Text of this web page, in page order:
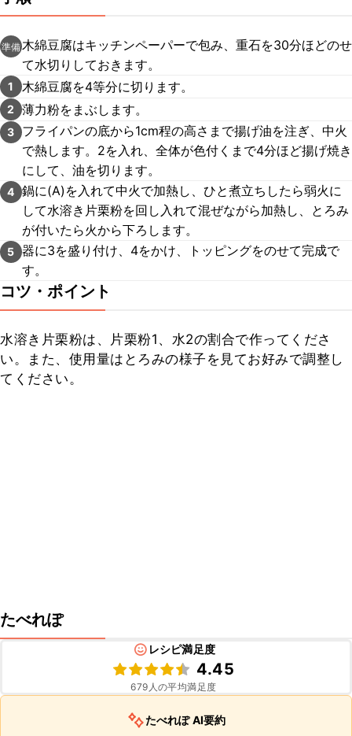
準備木綿豆腐はキッチンペーパーで包み、重石を30分ほどのせ
て水切りしておきます。
1 木綿豆腐を4等分に切ります。
2 薄力粉をまぶします。
3
フライパンの底から1cm程の高さまで揚げ油を注ぎ、中火
で熱します。2を入れ、全体が色付くまで4分ほど揚げ焼き
にして、油を切ります。
4 鍋に(A)を入れて中火で加熱し、ひと煮立ちしたら弱火に
して水溶き片栗粉を回し入れて混ぜながら加熱し、とろみ
が付いたら火から下ろします。
5 器に3を盛り付け、4をかけ、トッピングをのせて完成で
す。
コツ・ポイント
水溶き片栗粉は、片栗粉1、水2の割合で作ってくださ
い。また、使用量はとろみの様子を見てお好みで調整し
てください。
たべれぽ
レシピ満足度
4.45
679 人の平均満足度
たべれぽ AI要約